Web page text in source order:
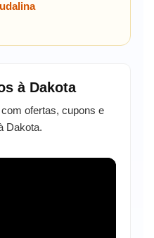
à Dakota
ofertas, cupons e
Dakota.